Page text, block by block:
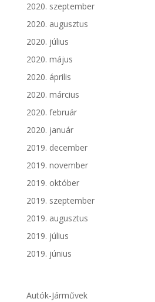
2020. szeptember
2020. augusztus
2020. július
2020. május
2020. április
2020. március
2020. február
2020. január
2019. december
2019. november
2019. október
2019. szeptember
2019. augusztus
2019. július
2019. június
Autók-Járművek